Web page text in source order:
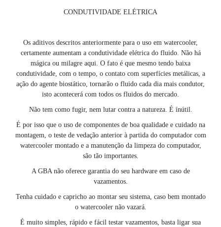
CONDUTIVIDADE ELÉTRICA
Os aditivos descritos anteriormente para o uso em watercooler,
certamente aumentam a condutividade elétrica do fluido. Não há
mágica ou milagre aqui. O fato é que mesmo tendo baixa
condutividade, com o tempo, o contato com superfícies metálicas, a
ação do agente biostático, tornarão o fluido cada dia mais condutor,
isto acontecerá com todos os fluidos do mercado.
Não tem como fugir, nem lutar contra a natureza. É ínútil.
É por isso que o uso de componentes de boa qualidade e cuidado na
montagem, o teste de vedação anterior à partida do computador com
watercooler montado e a manutenção da limpeza do computador,
são tão importantes.
A GBA não oferece garantia do seu hardware em caso de
vazamentos.
Tenha cuidado e capricho ao montar seu sistema, caso bem montado
o watercooler não vazará.
É muito simples, rápido e fácil testar vazamentos, basta ligar sua